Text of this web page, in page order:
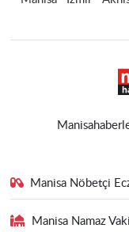
Manisa Nöbetçi
Manisa Namaz